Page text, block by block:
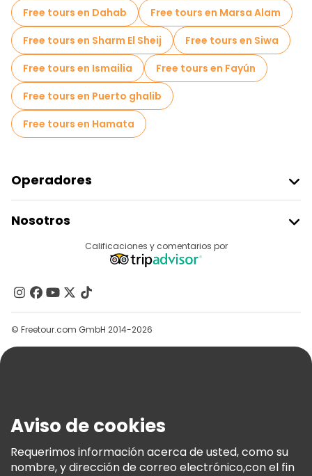
Free tours en Dahab
Free tours en Marsa Alam
Free tours en Sharm El Sheij
Free tours en Siwa
Free tours en Ismailia
Free tours en Fayún
Free tours en Puerto ghalib
Free tours en Hamata
Operadores
Acceder Como Proveedor
Programa De Afiliados
Nosotros
Contacto
Grupos
Ayuda
Términos E Información Legal
Política De Cookies
Freetour Premios
Calificaciones y comentarios por
© Freetour.com GmbH 2014-2026
Aviso de cookies
Requerimos información acerca de usted, como su
nombre, y dirección de correo electrónico,con el fin